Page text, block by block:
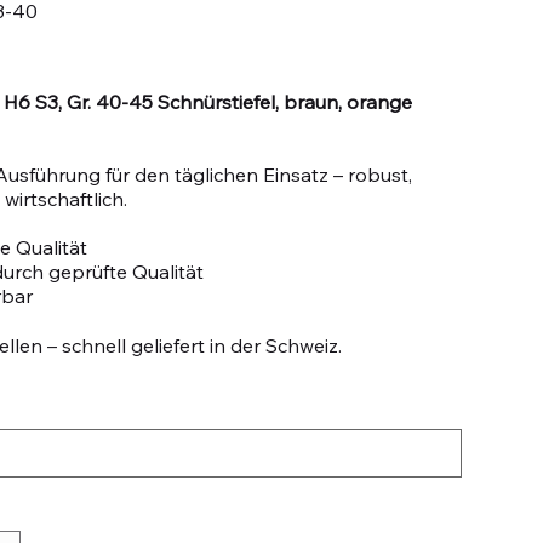
40
H6 S3, Gr. 40-45 Schnürstiefel, braun, orange
für den täglichen Einsatz – robust,
Qualität
geprüfte Qualität
– schnell geliefert in der Schweiz.